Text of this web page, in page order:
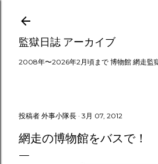
スキップしてメイン コ
監獄日誌 アーカイブ
2008年〜2026年2月頃まで 博物館 網走監
投稿者 外事小隊長 3月 07, 2012
網走の博物館をバスで！